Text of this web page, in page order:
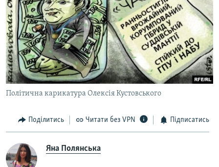
Політична карикатура Олексія Кустовського
Поділитись Читати без VPN Підписатись
Яна Полянська